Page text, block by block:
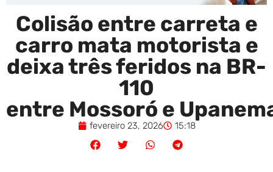
Colisão entre carreta e
carro mata motorista e
deixa três feridos na BR-
110
entre Mossoró e
fevereiro 23, 2026 15:18